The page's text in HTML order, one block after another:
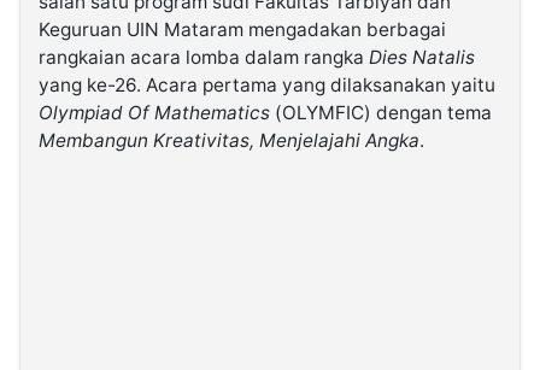
Kabarbaru.co
2026
Keguruan UIN Mataram mengadakan berbagai
rangkaian acara lomba dalam rangka Dies Natalis
yang ke-26. Acara pertama yang dilaksanakan yaitu
Olympiad Of Mathematics (OLYMFIC) dengan tema
Membangun Kreativitas, Menjelajahi Angka.